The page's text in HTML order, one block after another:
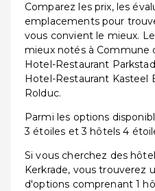
Comparez les prix, les
emplacements pour
vous convient le mieux.
mieux notés à Commune
Hotel-Restaurant
Hotel-Restaurant Kasteel
Rolduc.
Parmi les options
3 étoiles et 3 hôtels 4
Si vous cherchez des
Kerkrade, vous trouverez
d'options comprenant 1